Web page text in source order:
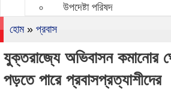
উপদেষ্টা পরিষদ
হোম» প্রবাস
যুক্তরাজ্যে অভিবাসন কমানোর
পড়তে পারে প্রবাসপ্রত্যাশীদের